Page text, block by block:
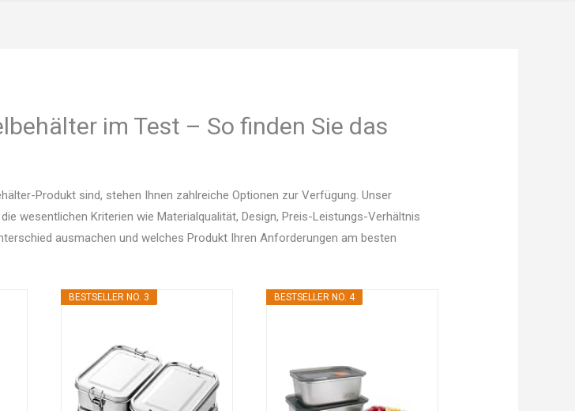
im Test – So finden Sie das
Produkt sind, stehen Ihnen zahlreiche Optionen zur Verfügung. Unser
wesentlichen Kriterien wie Materialqualität, Design, Preis-Leistungs-Verhältnis
ausmachen und welches Produkt Ihren Anforderungen am besten
BESTSELLER NO. 3 BESTSELLER NO. 4